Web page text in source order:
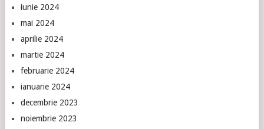
iunie 2024
mai 2024
aprilie 2024
martie 2024
februarie 2024
ianuarie 2024
decembrie 2023
noiembrie 2023